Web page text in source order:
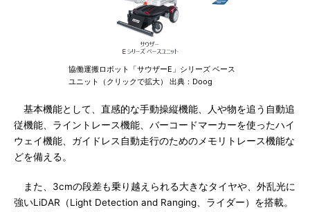
協働運搬ロボット「サウザーE」シリーズ ベース
ユニット（クリックで拡大） 出典：Doog
基本機能として、直感的な手動操縦機能、人や物を追う自動追
従機能、ライントレース機能、バーコードマーカーを使ったハイ
ウェイ機能、ガイドレス自動走行のためのメモリトレース機能な
どを備える。
また、3cmの段差も乗り越えられる大きなタイヤや、外乱光に
強いLiDAR（Light Detection and Ranging、ライダー）を搭載。